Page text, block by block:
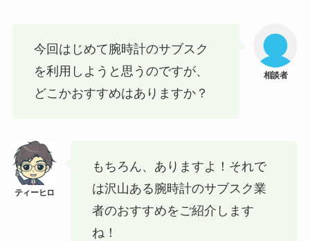
今回はじめて腕時計のサブスク
を利用しようと思うのですが、
どこかおすすめはありますか？
もちろん、ありますよ！それで
は沢山ある腕時計のサブスク業
者のおすすめをご紹介します
ね！